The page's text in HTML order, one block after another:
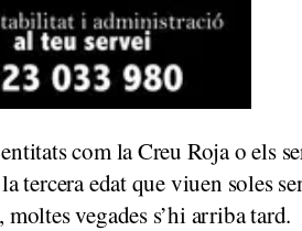
com la Creu Roja o els
tercera edat que viuen soles
vegades s’hi arriba tard.